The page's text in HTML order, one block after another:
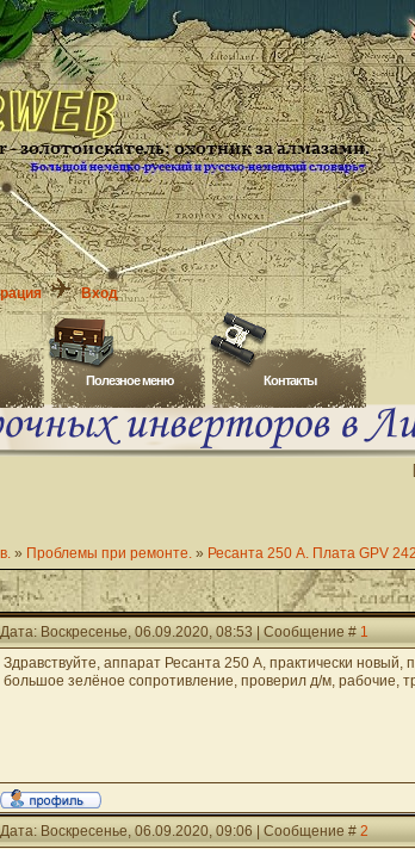
Вход
Полезное меню Контакты
» Проблемы при ремонте. » Ресанта 250 А. Плата GPV
Дата: Воскресенье, 06.09.2020, 08:53 | Сообщение #1
Здравствуйте, аппарат Ресанта 250 А, практически новый,
большое зелёное сопротивление, проверил д/м, рабочие,
Дата: Воскресенье, 06.09.2020, 09:06 | Сообщение #2